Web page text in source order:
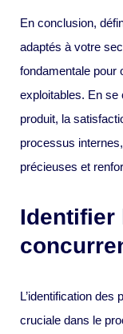
En conclusion,
adaptés à votre
fondamentale pour
exploitables. En se
produit, la
processus
précieuses et
Identifier
L’identification
cruciale dans le